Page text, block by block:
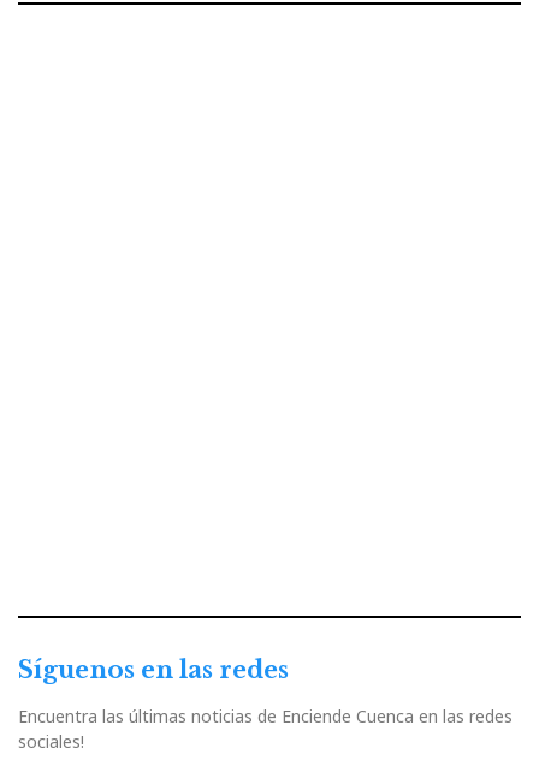
Síguenos en las redes
Encuentra las últimas noticias de Enciende Cuenca en las redes
sociales!